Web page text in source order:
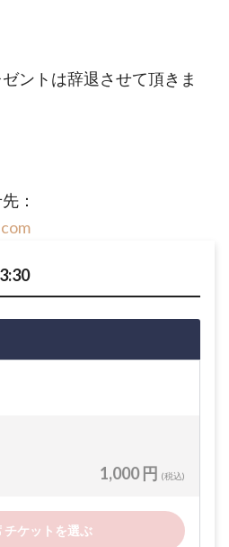
ントは辞退させて頂きま
：
1,000 円 (税込)
チケットを選ぶ